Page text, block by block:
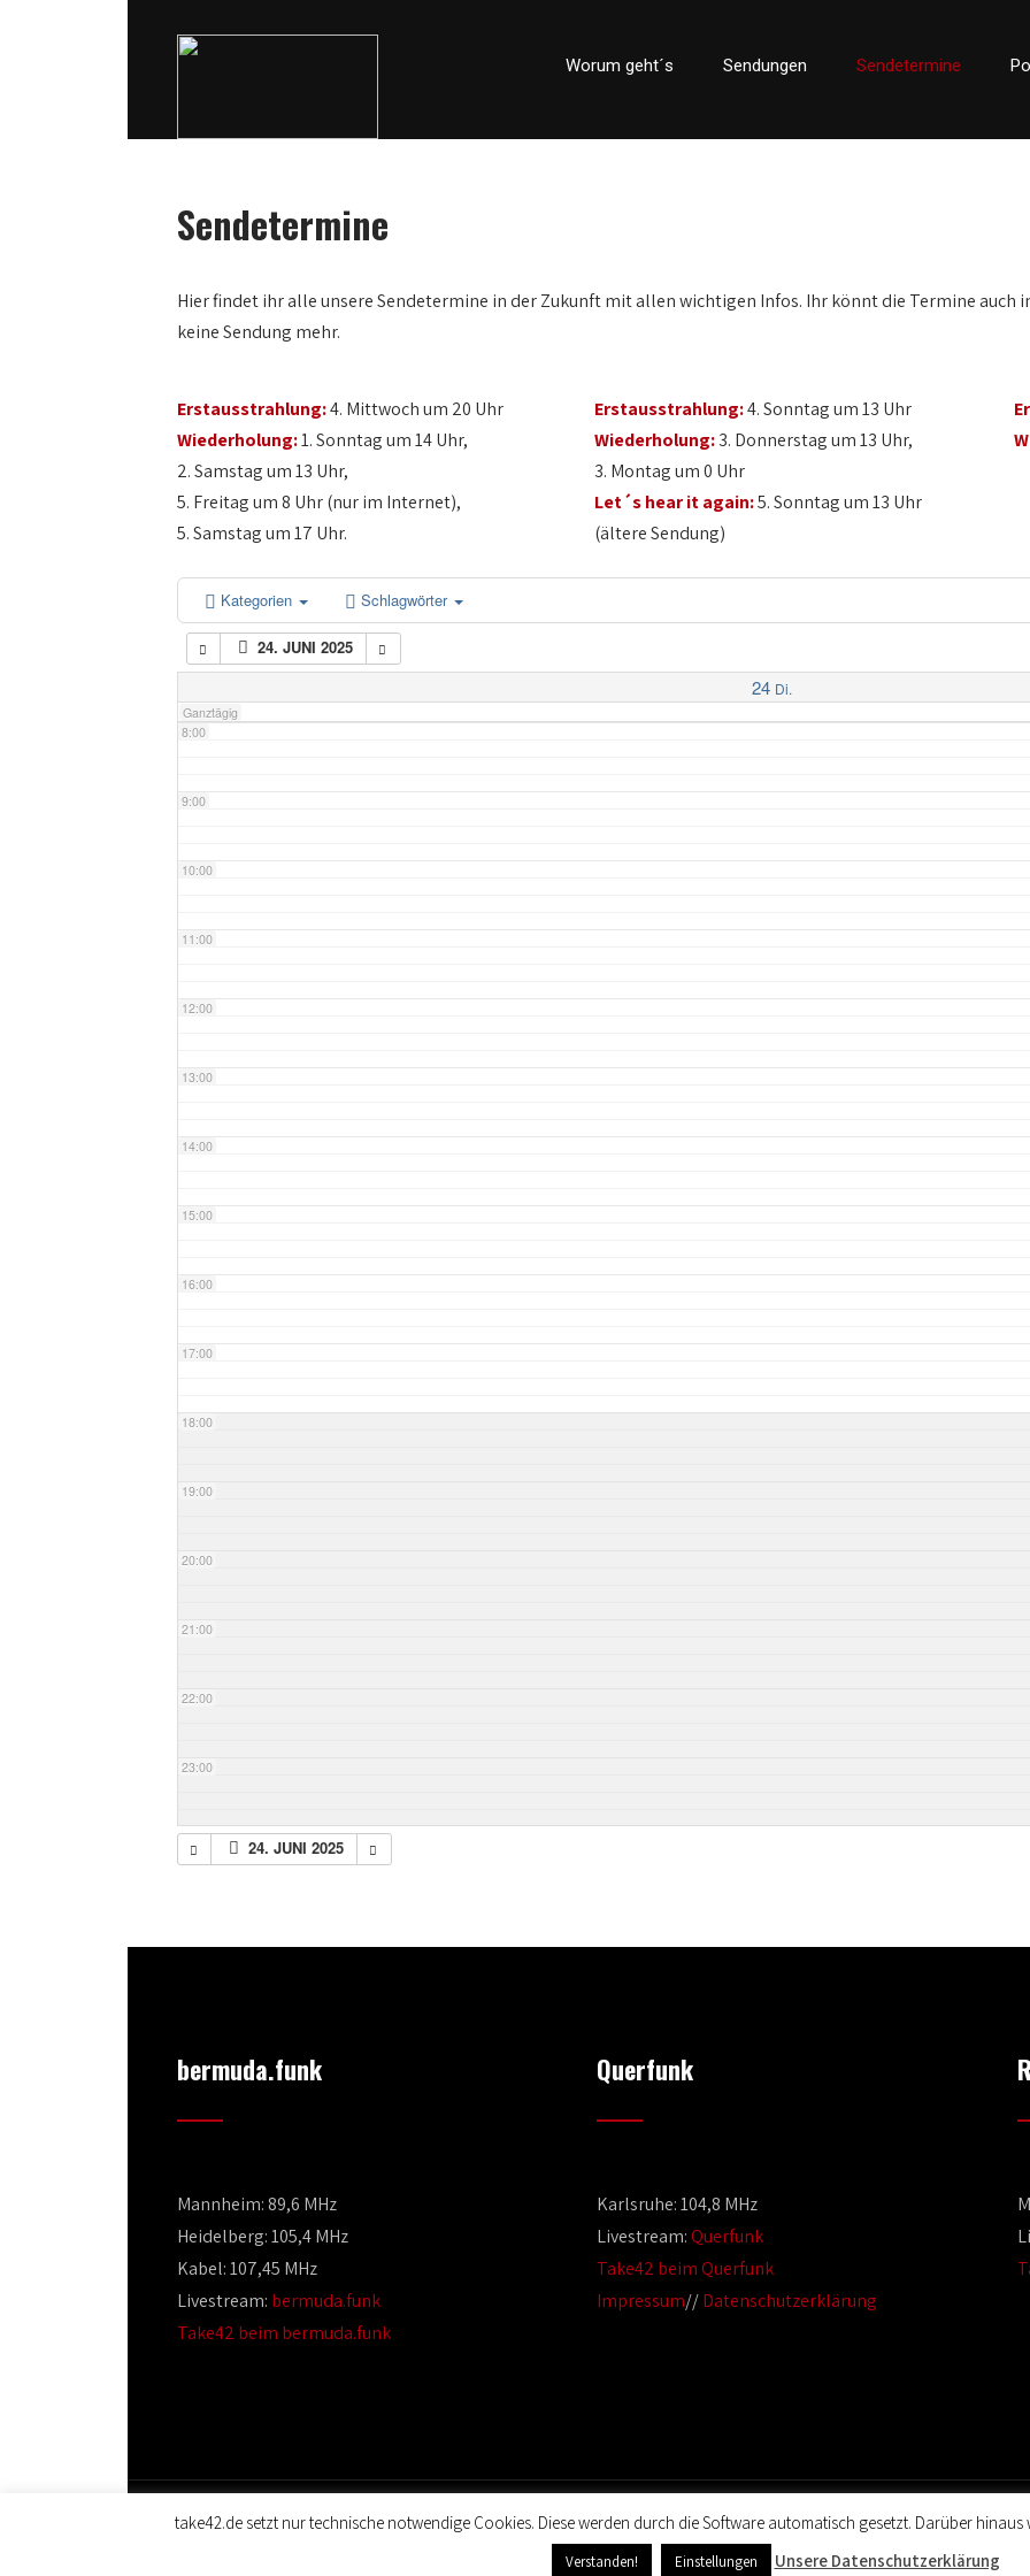
Worum geht´s Sendungen Sendetermine
Sendetermine
Hier findet ihr alle unsere Sendetermine in der Zukunft mit allen wichtigen Infos. Ihr könnt die Termine auch
keine Sendung mehr.
Erstausstrahlung:4. Mittwoch um 20 Uhr
Wiederholung:1. Sonntag um 14 Uhr,
2. Samstag um 13 Uhr,
5. Freitag um 8 Uhr (nur im Internet),
5. Samstag um 17 Uhr.
Erstausstrahlung:4. Sonntag um 13 Uhr
Wiederholung:3. Donnerstag um 13 Uhr,
3. Montag um 0 Uhr
Let´s hear it again:5. Sonntag um 13 Uhr
(ältere Sendung)
Kategorien Schlagwörter
24. JUNI 2025
24 Di.
Ganztägig
5:00
7:00
8:00
9:00
10:00
11:00
12:00
13:00
14:00
15:00
16:00
17:00
18:00
19:00
20:00
21:00
22:00
23:00
24. JUNI 2025
bermuda.funk
Mannheim: 89,6 MHz
Heidelberg: 105,4 MHz
Kabel: 107,45 MHz
Livestream: bermuda.funk
Take42 beim bermuda.funk
Querfunk
Karlsruhe: 104,8 MHz
Livestream:Querfunk
Take42 beim Querfunk
Impressum//Datenschutzerklärung
© 2020 Film Maker. All Rights Reserved. Designed by SKT Themes.
take42.de setzt nur technische notwendige Cookies. Diese werden durch die Software automatisch gesetzt. Darüber
Verstanden! Einstellungen Unsere Datenschutzerklärung